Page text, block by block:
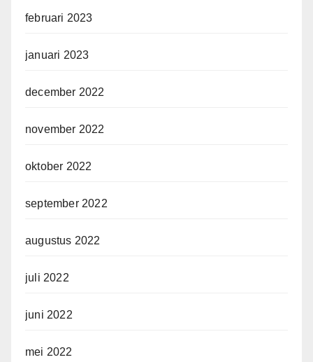
februari 2023
januari 2023
december 2022
november 2022
oktober 2022
september 2022
augustus 2022
juli 2022
juni 2022
mei 2022